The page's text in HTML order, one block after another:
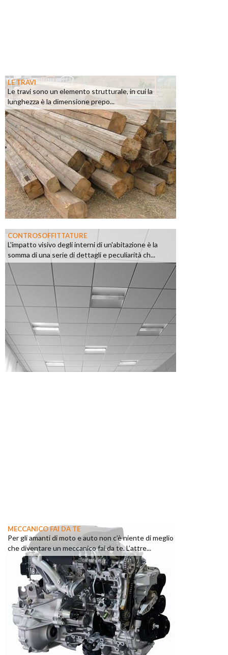
LE TRAVI
Le travi sono un elemento strutturale, in cui la
lunghezza è la dimensione prepo...
CONTROSOFFITTATURE
L'impatto visivo degli interni di un'abitazione è la
somma di una serie di dettagli e peculiarità ch...
MECCANICO FAI DA TE
Per gli amanti di moto e auto non c’è niente di meglio
che diventare un meccanico fai da te. L’attre...